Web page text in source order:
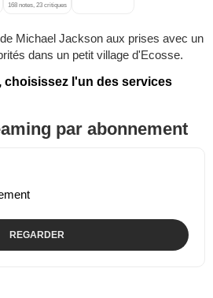
168 notes, 23 critiques
Michael Jackson aux prises avec un
dans un petit village d'Ecosse.
choisissez l'un des services
par abonnement
REGARDER